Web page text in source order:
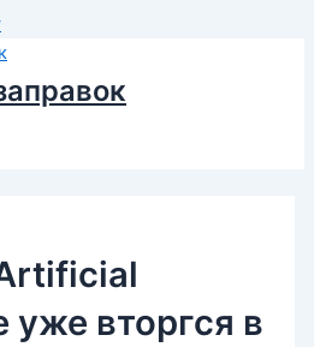
уже вторгся в